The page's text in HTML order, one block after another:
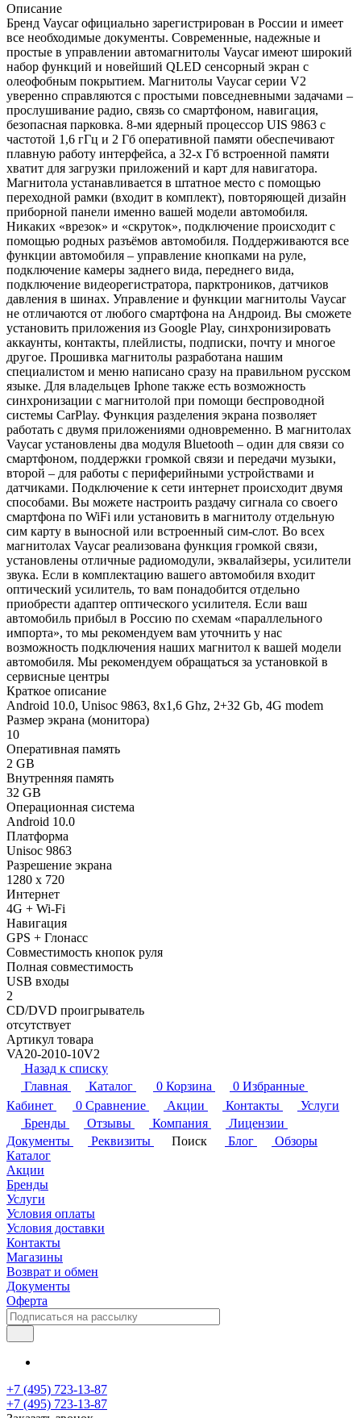
Описание
Бренд Vaycar официально зарегистрирован в России и имеет
все необходимые документы. Современные, надежные и
простые в управлении автомагнитолы Vaycar имеют широкий
набор функций и новейший QLED сенсорный экран с
олеофобным покрытием. Магнитолы Vaycar серии V2
уверенно справляются с простыми повседневными задачами –
прослушивание радио, связь со смартфоном, навигация,
безопасная парковка. 8-ми ядерный процессор UIS 9863 с
частотой 1,6 гГц и 2 Гб оперативной памяти обеспечивают
плавную работу интерфейса, а 32-х Гб встроенной памяти
хватит для загрузки приложений и карт для навигатора.
Магнитола устанавливается в штатное место с помощью
переходной рамки (входит в комплект), повторяющей дизайн
приборной панели именно вашей модели автомобиля.
Никаких «врезок» и «скруток», подключение происходит с
помощью родных разъёмов автомобиля. Поддерживаются все
функции автомобиля – управление кнопками на руле,
подключение камеры заднего вида, переднего вида,
подключение видеорегистратора, парктроников, датчиков
давления в шинах. Управление и функции магнитолы Vaycar
не отличаются от любого смартфона на Андроид. Вы сможете
установить приложения из Google Play, синхронизировать
аккаунты, контакты, плейлисты, подписки, почту и многое
другое. Прошивка магнитолы разработана нашим
специалистом и меню написано сразу на правильном русском
языке. Для владельцев Iphone также есть возможность
синхронизации с магнитолой при помощи беспроводной
системы CarPlay. Функция разделения экрана позволяет
работать с двумя приложениями одновременно. В магнитолах
Vaycar установлены два модуля Bluetooth – один для связи со
смартфоном, поддержки громкой связи и передачи музыки,
второй – для работы с периферийными устройствами и
датчиками. Подключение к сети интернет происходит двумя
способами. Вы можете настроить раздачу сигнала со своего
смартфона по WiFi или установить в магнитолу отдельную
сим карту в выносной или встроенный сим-слот. Во всех
магнитолах Vaycar реализована функция громкой связи,
установлены отличные радиомодули, эквалайзеры, усилители
звука. Если в комплектацию вашего автомобиля входит
оптический усилитель, то вам понадобится отдельно
приобрести адаптер оптического усилителя. Если ваш
автомобиль прибыл в Россию по схемам «параллельного
импорта», то мы рекомендуем вам уточнить у нас
возможность подключения наших магнитол к вашей модели
автомобиля. Мы рекомендуем обращаться за установкой в
сервисные центры
Краткое описание
Android 10.0, Unisoc 9863, 8х1,6 Ghz, 2+32 Gb, 4G modem
Размер экрана (монитора)
10
Оперативная память
2 GB
Внутренняя память
32 GB
Операционная система
Android 10.0
Платформа
Unisoc 9863
Разрешение экрана
1280 x 720
Интернет
4G + Wi-Fi
Навигация
GPS + Глонасс
Совместимость кнопок руля
Полная совместимость
USB входы
2
CD/DVD проигрыватель
отсутствует
Артикул товара
VA20-2010-10V2
Назад к списку
Главная
Каталог 0 Корзина 0 Избранные
Кабинет
0 Сравнение Акции Контакты
Услуги
Бренды
Отзывы Компания
Лицензии
Документы
Реквизиты Поиск Блог
Обзоры
Каталог
Акции
Бренды
Услуги
Условия оплаты
Условия доставки
Контакты
Магазины
Возврат и обмен
Документы
Оферта
+7 (495) 723-13-87
+7 (495) 723-13-87